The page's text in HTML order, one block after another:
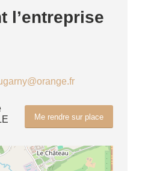
l’entreprise
Me rendre sur place